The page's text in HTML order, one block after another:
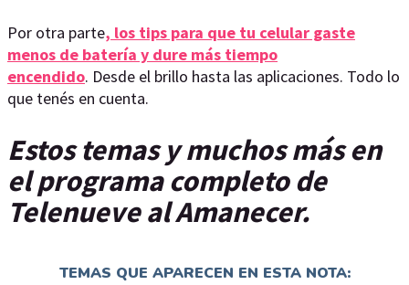
Por otra parte, los tips para que tu celular gaste
menos de batería y dure más tiempo
encendido. Desde el brillo hasta las aplicaciones. Todo lo
que tenés en cuenta.
Estos temas y muchos más en
el programa completo de
Telenueve al Amanecer.
TEMAS QUE APARECEN EN ESTA NOTA: